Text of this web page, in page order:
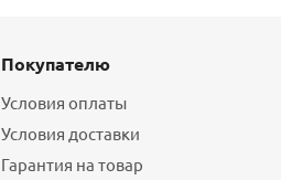
Покупателю
Условия оплаты
Условия доставки
Гарантия на товар